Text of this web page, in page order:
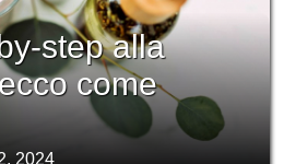
step alla
come
2024